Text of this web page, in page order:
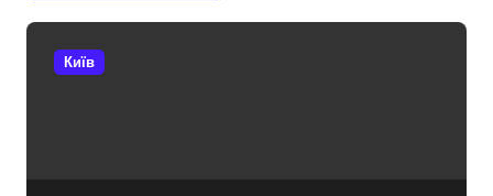
Київ